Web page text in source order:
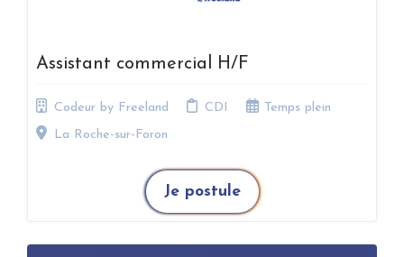
Assistant commercial H/F
Codeur by Freeland CDI
Temps plein
La Roche-sur-Foron
Je postule